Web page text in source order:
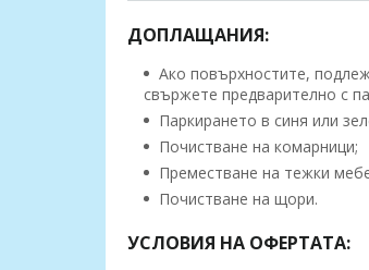
ДОПЛАЩАНИЯ:
Ако повърхностите,
свържете предварително с
Паркирането в синя или
Почистване на комарници;
Преместване на тежки
Почистване на щори.
УСЛОВИЯ НА ОФЕРТАТА: